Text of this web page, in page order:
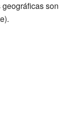
son